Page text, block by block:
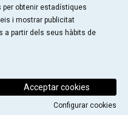
obtenir estadístiques
i mostrar publicitat
a partir dels seus hàbits de
Acceptar cookies
Configurar cookies